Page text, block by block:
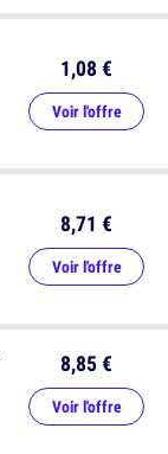
8,85 €
Voir l'offre
1,08 €
Voir l'offre
8,71 €
Voir l'offre